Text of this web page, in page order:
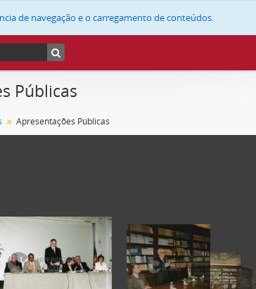
de navegação e o carregamento de conteúdos.
Públicas
Apresentações Públicas